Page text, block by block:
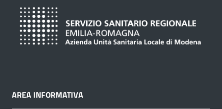
AREA INFORMATIVA